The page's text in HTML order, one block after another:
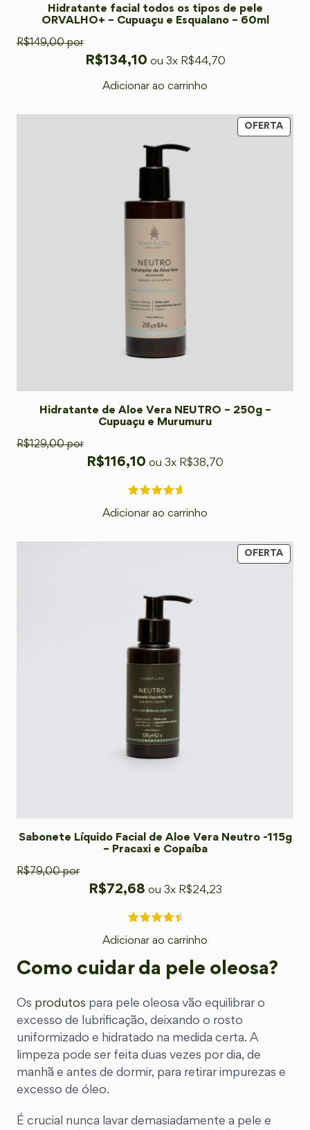
Hidratante facial todos os tipos de pele
ORVALHO+ – Cupuaçu e Esqualano – 60ml
R$149,00por
R$134,10 ou 3x R$44,70
Adicionar ao carrinho
OFERTA
Hidratante de Aloe Vera NEUTRO – 250g –
Cupuaçu e Murumuru
R$129,00por
R$116,10 ou 3x R$38,70
Adicionar ao carrinho
OFERTA
Sabonete Líquido Facial de Aloe Vera Neutro -115g
– Pracaxi e Copaíba
R$79,00por
R$72,68 ou 3x R$24,23
Adicionar ao carrinho
Como cuidar da pele oleosa?
Os produtos para pele oleosa vão equilibrar o
excesso de lubrificação, deixando o rosto
uniformizado e hidratado na medida certa. A
limpeza pode ser feita duas vezes por dia, de
manhã e antes de dormir, para retirar impurezas e
excesso de óleo.
É crucial nunca lavar demasiadamente a pele e